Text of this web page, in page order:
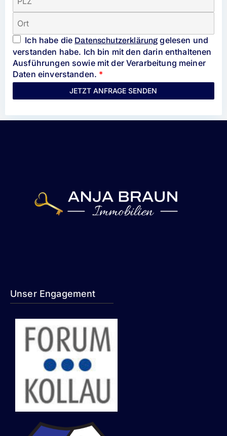
Ich habe die Datenschutzerklärung gelesen und
verstanden habe. Ich bin mit den darin enthaltenen
Ausführungen sowie mit der Verarbeitung meiner
Daten einverstanden. *
JETZT ANFRAGE SENDEN
Unser Engagement